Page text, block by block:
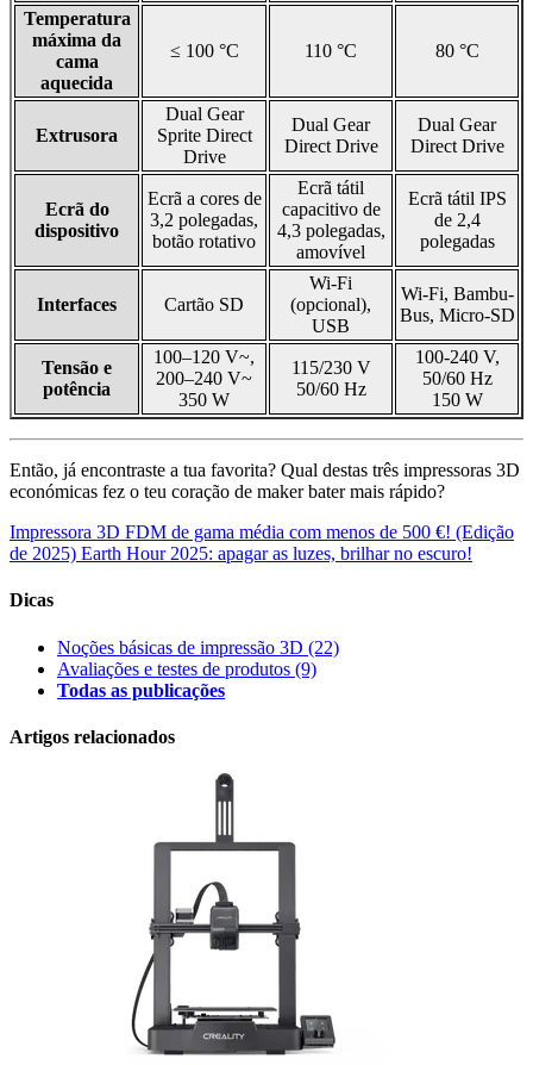
Temperatura
máxima da
cama
aquecida
≤ 100 °C 110 °C 80 °C
Extrusora
Dual Gear
Sprite Direct
Drive
Dual Gear
Direct Drive
Dual Gear
Direct Drive
Ecrã do
dispositivo
Ecrã a cores de
3,2 polegadas,
botão rotativo
Ecrã tátil
capacitivo de
4,3 polegadas,
amovível
Ecrã tátil IPS
de 2,4
polegadas
Interfaces Cartão SD
Wi-Fi
(opcional),
USB
Wi-Fi, Bambu-
Bus, Micro-SD
Tensão e
potência
100–120 V~,
200–240 V~
350 W
115/230 V
50/60 Hz
100-240 V,
50/60 Hz
150 W
Então, já encontraste a tua favorita? Qual destas três impressoras 3D
económicas fez o teu coração de maker bater mais rápido?
Impressora 3D FDM de gama média com menos de 500 €! (Edição
de 2025) Earth Hour 2025: apagar as luzes, brilhar no escuro!
Dicas
Noções básicas de impressão 3D (22)
Avaliações e testes de produtos (9)
Todas as publicações
Artigos relacionados